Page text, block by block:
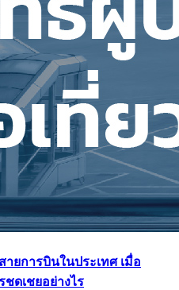
ยการบินในประเทศ เมื่อ
ชดเชยอย่างไร